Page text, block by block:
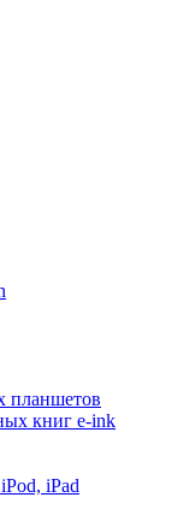
планшетов
книг e-ink
iPad